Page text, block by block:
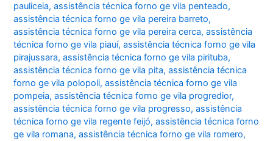
pauliceia,assistência técnica forno ge vila penteado,
assistência técnica forno ge vila pereira barreto,
assistência técnica forno ge vila pereira cerca,assistência
técnica forno ge vila piauí,assistência técnica forno ge vila
pirajussara,assistência técnica forno ge vila pirituba,
assistência técnica forno ge vila pita,assistência técnica
forno ge vila polopoli,assistência técnica forno ge vila
pompeia,assistência técnica forno ge vila progredior,
assistência técnica forno ge vila progresso,assistência
técnica forno ge vila regente feijó,assistência técnica forno
ge vila romana,assistência técnica forno ge vila romero,